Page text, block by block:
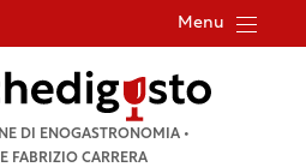
Menu
per:
DI ENOGASTRONOMIA •
FABRIZIO CARRERA